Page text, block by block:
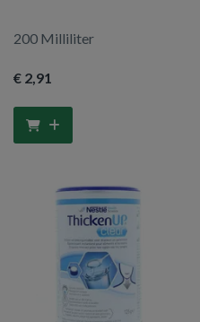
200 Milliliter
€ 2,91